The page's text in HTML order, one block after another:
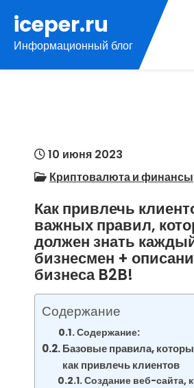
содержимому
iceper.ru
Информационный блог
10 июня 2023
Криптовалюта и финансы
Как привлечь
важных правил,
должен знать
бизнесмен +
бизнеса B2B!
Содержание
Содержание:
Базовые правила,
как привлечь клиентов
Создание веб-сайта,